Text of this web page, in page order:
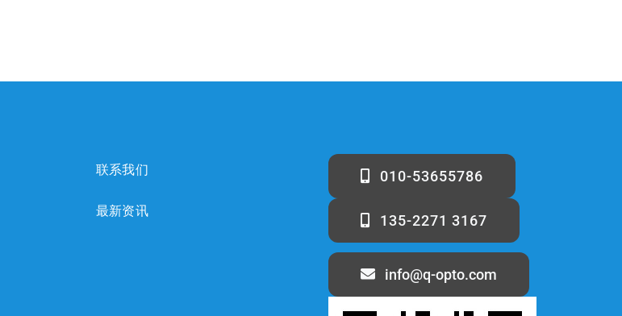
联系我们
最新资讯
010-53655786
135-2271 3167
info@q-opto.com